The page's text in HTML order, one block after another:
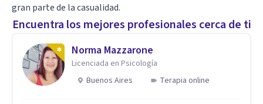
gran parte de la casualidad.
Encuentra los mejores profesionales cerca de ti
Norma Mazzarone
Licenciada en Psicología
Buenos Aires
Terapia online